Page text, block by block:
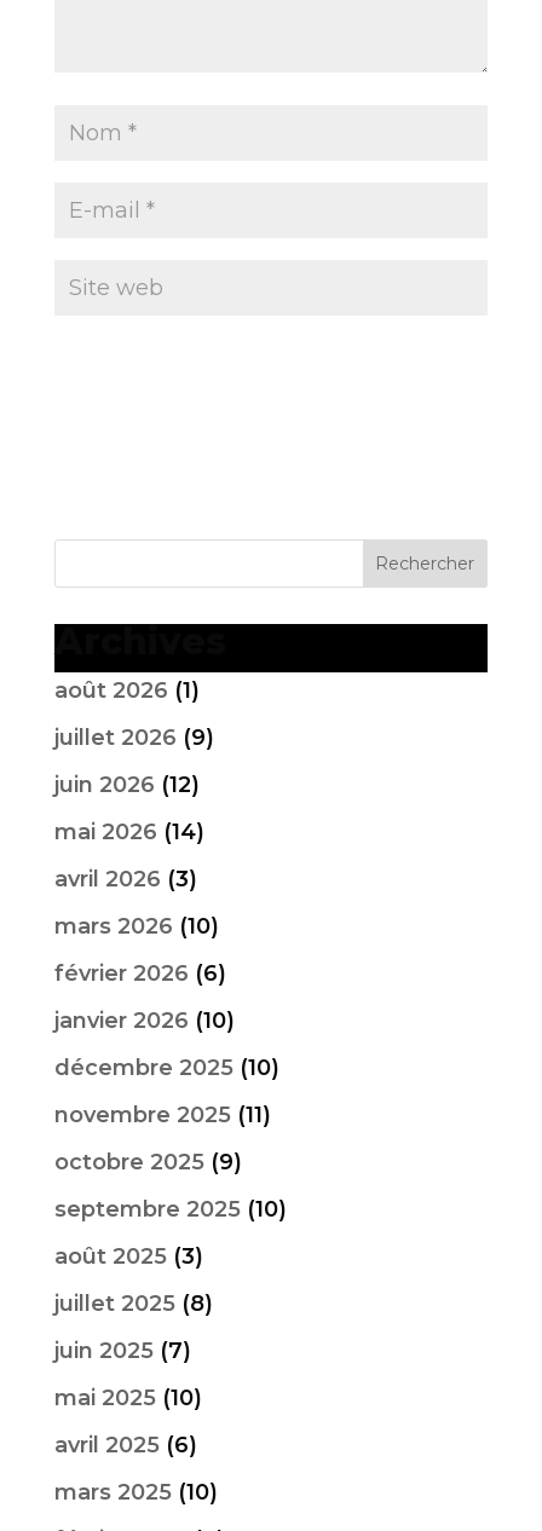
Archives
août 2026 (1)
juillet 2026 (9)
juin 2026 (12)
mai 2026 (14)
avril 2026 (3)
mars 2026 (10)
février 2026 (6)
janvier 2026 (10)
décembre 2025(10)
novembre 2025(11)
octobre 2025(9)
septembre 2025(10)
août 2025(3)
juillet 2025(8)
juin 2025(7)
mai 2025(10)
avril 2025(6)
mars 2025(10)